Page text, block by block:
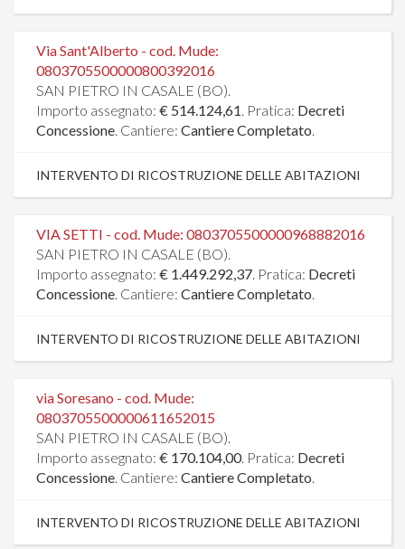
Via Sant'Alberto - cod. Mude:
0803705500000800392016
SAN PIETRO IN CASALE (BO).
Importo assegnato: € 514.124,61. Pratica: Decreti
Concessione. Cantiere: Cantiere Completato.
INTERVENTO DI RICOSTRUZIONE DELLE ABITAZIONI
VIA SETTI - cod. Mude: 0803705500000968882016
SAN PIETRO IN CASALE (BO).
Importo assegnato: € 1.449.292,37. Pratica: Decreti
Concessione. Cantiere: Cantiere Completato.
INTERVENTO DI RICOSTRUZIONE DELLE ABITAZIONI
via Soresano - cod. Mude:
0803705500000611652015
SAN PIETRO IN CASALE (BO).
Importo assegnato: € 170.104,00. Pratica: Decreti
Concessione. Cantiere: Cantiere Completato.
INTERVENTO DI RICOSTRUZIONE DELLE ABITAZIONI